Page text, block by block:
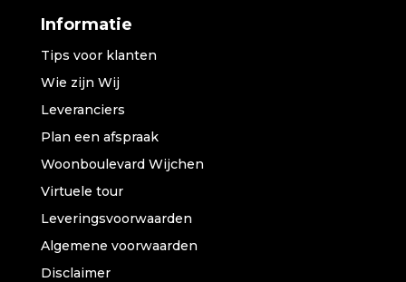
Informatie
Tips voor klanten
Wie zijn Wij
Leveranciers
Plan een afspraak
Woonboulevard Wijchen
Virtuele tour
Leveringsvoorwaarden
Algemene voorwaarden
Disclaimer